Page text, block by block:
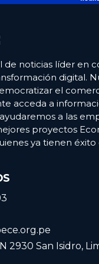
de noticias líder en
digital.
el
acceda a
a las
proyectos
ya tienen
2930 San Isidro,